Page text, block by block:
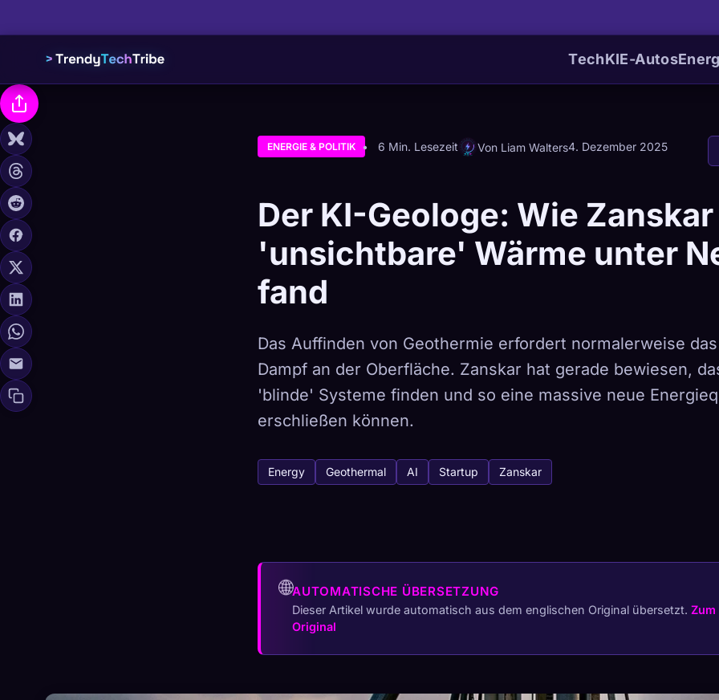
TechKIE-Autos
ENERGIE & POLITIK 6 Min. Lesezeit Von Liam Walters4. Dezember 2025
Der KI-Geologe: Wie Zanskar
'unsichtbare' Wärme unter
fand
Das Auffinden von Geothermie erfordert normalerweise
Dampf an der Oberfläche. Zanskar hat gerade bewiesen,
'blinde' Systeme finden und so eine massive neue
erschließen können.
Energy Geothermal AI Startup Zanskar
🌐AUTOMATISCHE ÜBERSETZUNG
Dieser Artikel wurde automatisch aus dem englischen Original übersetzt.
Original
Gesammelt: / 441
ENTDECKT
0 12 -